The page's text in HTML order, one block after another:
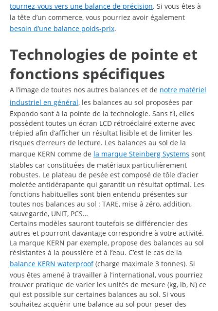
tournez-vous vers une balance de précision. Si vous êtes à
la tête d’un commerce, vous pourriez avoir également
besoin d’une balance poids-prix.
Technologies de pointe et
fonctions spécifiques
A l’image de toutes nos autres balances et de notre matériel
industriel en général, les balances au sol proposées par
Expondo sont à la pointe de la technologie. Sans fil, elles
possèdent toutes un écran LCD rétroéclairé externe avec
trépied afin d’afficher un résultat lisible et de limiter les
risques d’erreurs de lecture. Les balances au sol de la
marque KERN comme de la marque Steinberg Systems sont
stables car constituées de matériaux particulièrement
robustes. Le plateau de pesée est composé de tôle d’acier
moletée antidérapante qui garantit un résultat optimal. Les
fonctions habituelles sont bien entendu présentes sur
toutes nos balances au sol : TARE, mise à zéro, addition,
sauvegarde, UNIT, PCS…
Certains modèles sauront toutefois se différencier des
autres et pourront davantage correspondre à votre activité.
La marque KERN par exemple, propose des balances au sol
résistantes à la poussière et à l’eau. C’est le cas de la
balance KERN waterproof(charge maximale 3 tonnes). Si
vous êtes amené à travailler à l’international, vous pourriez
trouver pratique de varier les unités de mesure (kg, lb, N) ce
qui est possible sur certaines balances au sol. Si vous
souhaitez acquérir une balance au sol pour peser des